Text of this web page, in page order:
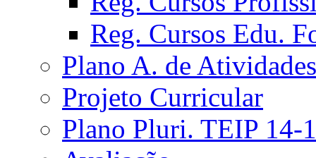
Reg. Cursos Edu.
Plano A. de Atividades
Projeto Curricular
Plano Pluri. TEIP 14-